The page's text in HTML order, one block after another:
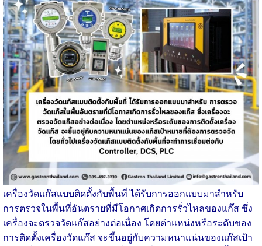
เครื่องวัดแก๊สแบบติดตั้งกับพื้นที่ ได้รับการออกแบบมาสำหรับ
การตรวจในพื้นที่อันตรายที่มีโอกาศเกิดการรั่วไหลของแก๊ส ซึ่ง
เครื่องจะตรวจวัดแก๊สอย่างต่อเนื่อง โดยตำแหน่งหรือระดับของ
การติดตั้งเครื่องวัดแก๊ส จะขึ้นอยู่กับความหนาแน่นของแก๊สเป้า